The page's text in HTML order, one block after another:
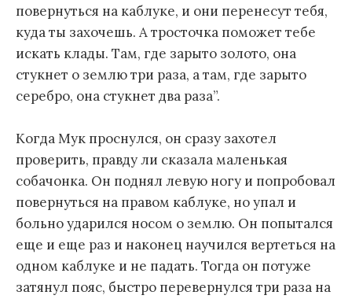
повернуться на каблуке, и они перенесут тебя,
куда ты захочешь. А тросточка поможет тебе
искать клады. Там, где зарыто золото, она
стукнет о землю три раза, а там, где зарыто
серебро, она стукнет два раза”.
Когда Мук проснулся, он сразу захотел
проверить, правду ли сказала маленькая
собачонка. Он поднял левую ногу и попробовал
повернуться на правом каблуке, но упал и
больно ударился носом о землю. Он попытался
еще и еще раз и наконец научился вертеться на
одном каблуке и не падать. Тогда он потуже
затянул пояс, быстро перевернулся три раза на